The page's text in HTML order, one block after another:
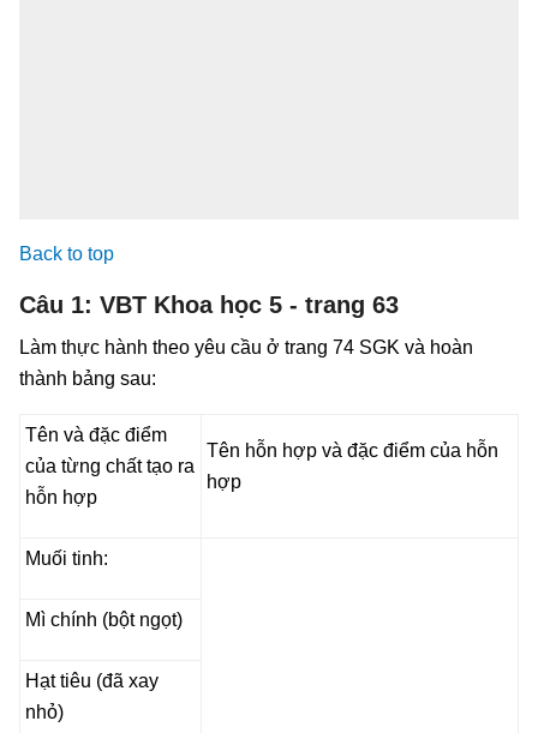
Back to top
Câu 1: VBT Khoa học 5 - trang 63
Làm thực hành theo yêu cầu ở trang 74 SGK và hoàn
thành bảng sau:
Tên và đặc điểm
của từng chất tạo ra
hỗn hợp
Tên hỗn hợp và đặc điểm của hỗn
hợp
Muối tinh:
Mì chính (bột ngọt)
Hạt tiêu (đã xay
nhỏ)